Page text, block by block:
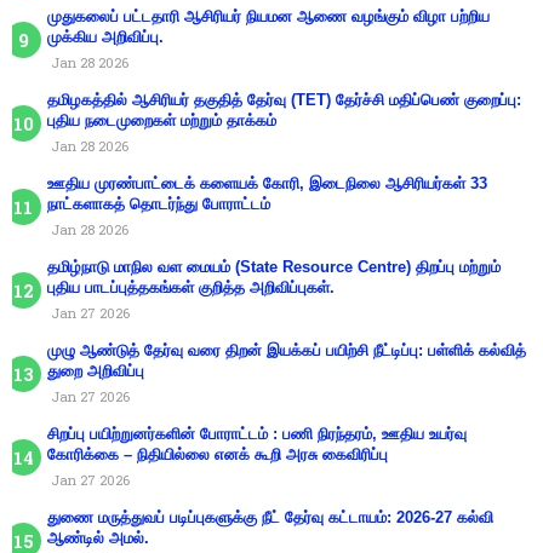
முதுகலைப் பட்டதாரி ஆசிரியர் நியமன ஆணை வழங்கும் விழா பற்றிய
முக்கிய அறிவிப்பு.
Jan 28 2026
தமிழகத்தில் ஆசிரியர் தகுதித் தேர்வு (TET) தேர்ச்சி மதிப்பெண் குறைப்பு:
புதிய நடைமுறைகள் மற்றும் தாக்கம்
Jan 28 2026
ஊதிய முரண்பாட்டைக் களையக் கோரி, இடைநிலை ஆசிரியர்கள் 33
நாட்களாகத் தொடர்ந்து போராட்டம்
Jan 28 2026
தமிழ்நாடு மாநில வள மையம் (State Resource Centre) திறப்பு மற்றும்
புதிய பாடப்புத்தகங்கள் குறித்த அறிவிப்புகள்.
Jan 27 2026
முழு ஆண்டுத் தேர்வு வரை திறன் இயக்கப் பயிற்சி நீட்டிப்பு: பள்ளிக் கல்வித்
துறை அறிவிப்பு
Jan 27 2026
சிறப்பு பயிற்றுனர்களின் போராட்டம் : பணி நிரந்தரம், ஊதிய உயர்வு
கோரிக்கை – நிதியில்லை எனக் கூறி அரசு கைவிரிப்பு
Jan 27 2026
துணை மருத்துவப் படிப்புகளுக்கு நீட் தேர்வு கட்டாயம்: 2026-27 கல்வி
ஆண்டில் அமல்.